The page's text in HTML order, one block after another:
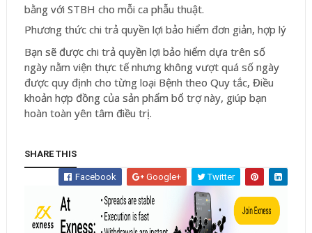
bằng với STBH cho mỗi ca phẫu thuật.
Phương thức chi trả quyền lợi bảo hiểm đơn giản, hợp lý
Bạn sẽ được chi trả quyền lợi bảo hiểm dựa trên số
ngày nằm viện thực tế nhưng không vượt quá số ngày
được quy định cho từng loại Bệnh theo Quy tắc, Điều
khoản hợp đồng của sản phẩm bổ trợ này, giúp bạn
hoàn toàn yên tâm điều trị.
SHARE THIS
Facebook Google+ Twitter